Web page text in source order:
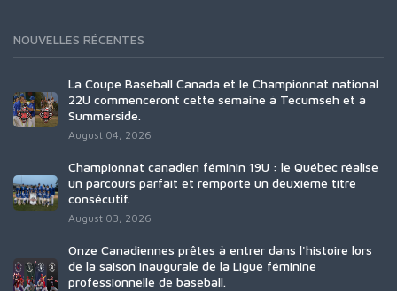
NOUVELLES RÉCENTES
La Coupe Baseball Canada et le Championnat national
22U commenceront cette semaine à Tecumseh et à
Summerside.
August 04, 2026
Championnat canadien féminin 19U : le Québec réalise
un parcours parfait et remporte un deuxième titre
consécutif.
August 03, 2026
Onze Canadiennes prêtes à entrer dans l'histoire lors
de la saison inaugurale de la Ligue féminine
professionnelle de baseball.